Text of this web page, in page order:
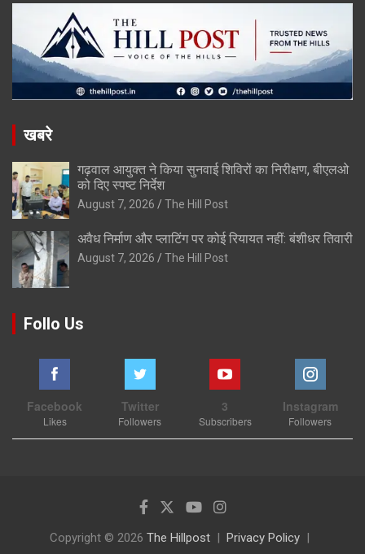
खबरे
गढ़वाल आयुक्त ने किया सुनवाई शिविरों का निरीक्षण, बीएलओ
को दिए स्पष्ट निर्देश
August 7, 2026 The Hill Post
अवैध निर्माण और प्लाटिंग पर कोई रियायत नहीं: बंशीधर तिवारी
August 7, 2026 The Hill Post
Follo Us
Facebook
Likes
Twitter
Followers
3
Subscribers
Instagram
Followers
Copyright © 2026 The Hillpost
Privacy Policy